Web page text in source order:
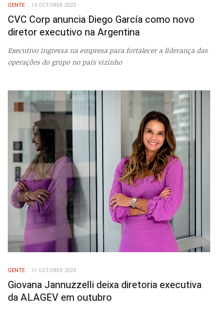
GENTE 13 OCTOBER 2023
CVC Corp anuncia Diego García como novo
diretor executivo na Argentina
Executivo ingressa na empresa para fortalecer a liderança das
operações do grupo no país vizinho
GENTE 11 OCTOBER 2023
Giovana Jannuzzelli deixa diretoria executiva
da ALAGEV em outubro